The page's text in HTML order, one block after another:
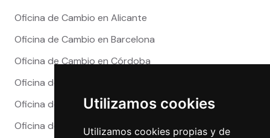
Utilizamos cookies
Utilizamos cookies propias y de
Oficina de Cambio en Alicante
Oficina de Cambio en Barcelona
Oficina de Cambio en Córdoba
Oficina de Cambio en Granada
Oficina de Cambio en Madrid
Oficina de Cambio en Málaga